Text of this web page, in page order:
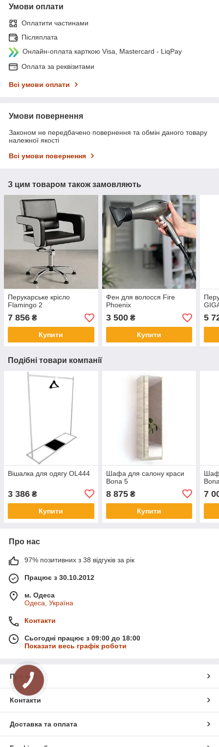
Умови оплати
Оплатити частинами
Післяплата
Онлайн-оплата карткою Visa, Mastercard - LiqPay
Оплата за реквізитами
Всі умови оплати
Умови повернення
Законом не передбачено повернення та обмін даного товару
належної якості
Всі умови повернення
З цим товаром також замовляють
Перукарське крісло
Flamingo 2
7 856 ₴
Купити
Фен для волосся Fire
Phoenix
3 500₴
Купити
5
Подібні товари компанії
Вішалка для одягу OL444
3 386 ₴
Купити
Шафа для салону краси
Bona 5
8 875₴
Купити
7
Про нас
97% позитивних з 38 відгуків за рік
Працює з 30.10.2012
м. Одеса
Одеса, Україна
Контакти
Сьогодні працює з 09:00 до 18:00
Показати весь графік роботи
Про нас
Контакти
Доставка та оплата